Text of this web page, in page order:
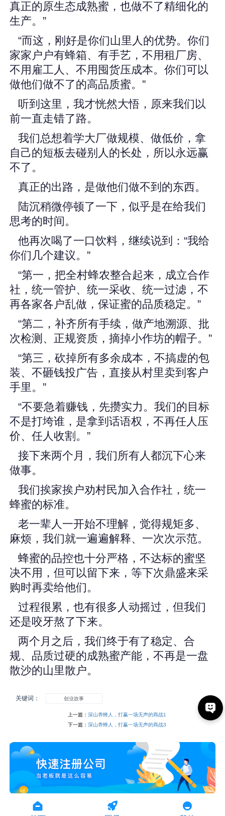
真正的原生态成熟蜜，也做不了精细化的
生产。”
“而这，刚好是你们山里人的优势。你们
家家户户有蜂箱、有手艺，不用租厂房、
不用雇工人、不用囤货压成本。你们可以
做他们做不了的高品质蜜。”
听到这里，我才恍然大悟，原来我们以
前一直走错了路。
我们总想着学大厂做规模、做低价，拿
自己的短板去碰别人的长处，所以永远赢
不了。
真正的出路，是做他们做不到的东西。
陆沉稍微停顿了一下，似乎是在给我们
思考的时间。
他再次喝了一口饮料，继续说到：“我给
你们几个建议。”
“第一，把全村蜂农整合起来，成立合作
社，统一管护、统一采收、统一过滤，不
再各家各户乱做，保证蜜的品质稳定。”
“第二，补齐所有手续，做产地溯源、批
次检测、正规资质，摘掉小作坊的帽子。”
“第三，砍掉所有多余成本，不搞虚的包
装、不砸钱投广告，直接从村里卖到客户
手里。”
“不要急着赚钱，先攒实力。我们的目标
不是打垮谁，是拿到话语权，不再任人压
价、任人收割。”
接下来两个月，我们所有人都沉下心来
做事。
我们挨家挨户劝村民加入合作社，统一
蜂蜜的标准。
老一辈人一开始不理解，觉得规矩多、
麻烦，我们就一遍遍解释、一次次示范。
蜂蜜的品控也十分严格，不达标的蜜坚
决不用，但可以留下来，等下次鼎盛来采
购时再卖给他们。
过程很累，也有很多人动摇过，但我们
还是咬牙熬了下来。
两个月之后，我们终于有了稳定、合
规、品质过硬的成熟蜜产能，不再是一盘
散沙的山里散户。
关键词： 创业故事
上一篇： 深山养蜂人，打赢一场无声的商战1
下一篇： 深山养蜂人，打赢一场无声的商战3